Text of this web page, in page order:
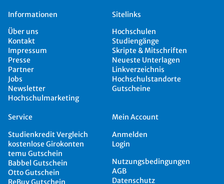
Informationen
Über uns
Kontakt
Impressum
Presse
Partner
Jobs
Newsletter
Hochschulmarketing
Sitelinks
Hochschulen
Studiengänge
Skripte & Mitschriften
Neueste Unterlagen
Linkverzeichnis
Hochschulstandorte
Gutscheine
Service
Studienkredit Vergleich
kostenlose Girokonten
temu Gutschein
Babbel Gutschein
Otto Gutschein
ReBuy Gutschein
Mein Account
Anmelden
Login
Nutzungsbedingungen
AGB
Datenschutz